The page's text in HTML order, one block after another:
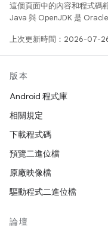
這個頁面中的內容和程式碼
Java 與 OpenJDK 是
上次更新時間：2026-07-26
版本
Android 程式庫
相關規定
下載程式碼
預覽二進位檔
原廠映像檔
驅動程式二進位檔
論壇